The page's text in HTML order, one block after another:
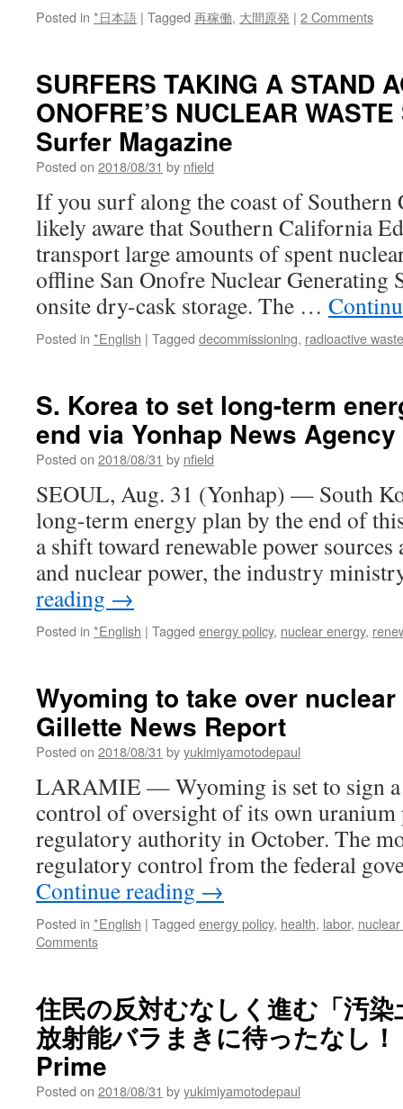
Posted in *日本語 | Tagged 再稼働, 大間原発 | 2 Comments
SURFERS TAKING A STAND
ONOFRE’S NUCLEAR
Surfer Magazine
Posted on 2018/08/31 by nfield
If you surf along the coast of Southern
likely aware that Southern California
transport large amounts of spent
offline San Onofre Nuclear Generating
onsite dry-cask storage. The …
Posted in *English | Tagged decommissioning, radioactive waste
S. Korea to set long-term
end via Yonhap News Agency
Posted on 2018/08/31 by nfield
SEOUL, Aug. 31 (Yonhap) — South
long-term energy plan by the end of
a shift toward renewable power
and nuclear power, the industry
reading →
Posted in *English | Tagged energy policy, nuclear energy,
Wyoming to take over
Gillette News Report
Posted on 2018/08/31 byyukimiyamotodepaul
LARAMIE — Wyoming is set to sign a
control of oversight of its own
regulatory authority in October. The
regulatory control from the federal
Continue reading →
Posted in *English | Tagged energy policy, health, labor,
Comments
住民の反対むなしく進む「汚
放射能バラまきに待ったなし
Prime
Posted on 2018/08/31 byyukimiyamotodepaul